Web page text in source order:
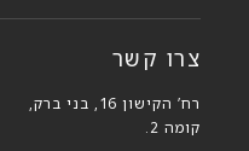
צרו קשר
רח’ הקישון 16, בני ברק,
קומה 2.